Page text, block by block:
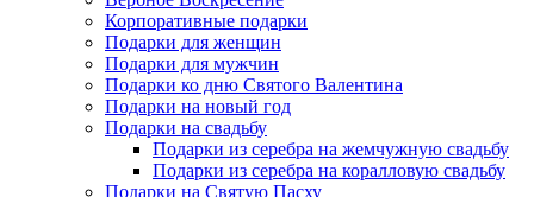
Корпоративные подарки
Подарки для женщин
Подарки для мужчин
Подарки ко дню Святого Валентина
Подарки на новый год
Подарки на свадьбу
Подарки из серебра на жемчужную свадьбу
Подарки из серебра на коралловую свадьбу
Подарки на Святую Пасху